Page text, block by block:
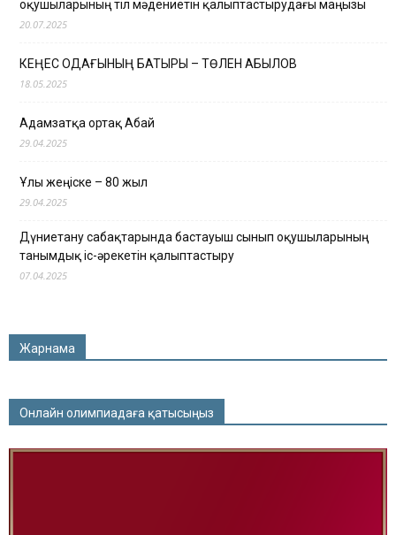
оқушыларының тіл мәдениетін қалыптастырудағы маңызы
20.07.2025
КЕҢЕС ОДАҒЫНЫҢ БАТЫРЫ – ТӨЛЕН ҚАБЫЛОВ
18.05.2025
Адамзатқа ортақ Абай
29.04.2025
Ұлы жеңіске – 80 жыл
29.04.2025
Дүниетану сабақтарында бастауыш сынып оқушыларының
танымдық іс-әрекетін қалыптастыру
07.04.2025
Жарнама
Онлайн олимпиадаға қатысыңыз